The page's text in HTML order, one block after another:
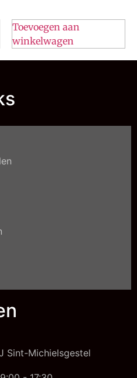
Toevoegen aan
winkelwagen
Sint-Michielsgestel